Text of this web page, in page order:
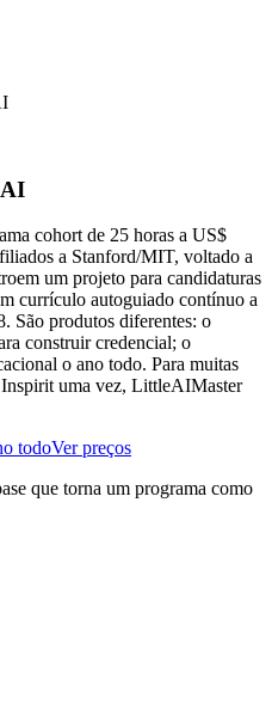
cohort de 25 horas a US$
a Stanford/MIT, voltado a
um projeto para candidaturas
currículo autoguiado contínuo a
São produtos diferentes: o
construir credencial; o
o ano todo. Para muitas
uma vez, LittleAIMaster
todoVer preços
que torna um programa como